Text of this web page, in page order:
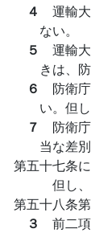
４ 運輸
ない。
５ 運輸
きは、
６ 防衛
い。但
７ 防衛
当な差
第五十七条
但し
第五十八条
３ 前二